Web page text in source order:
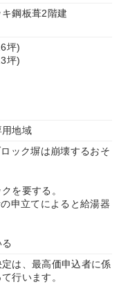
鋼板葺2階建
坪)
坪)
地域
ック塀は崩壊するおそ
を要する。
申立てによると給湯器
は、最高価申込者に係
行います。